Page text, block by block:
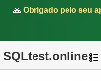
🙏 Obrigado pelo seu
SQLtest.online